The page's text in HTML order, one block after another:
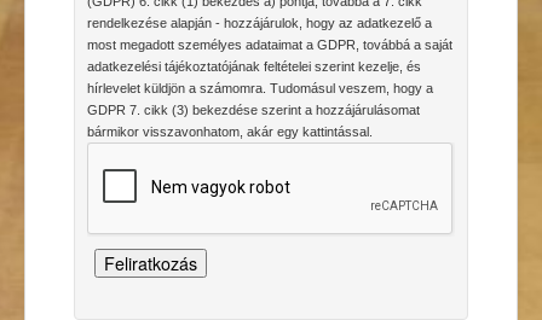
rendelkezése alapján - hozzájárulok, hogy az adatkezelő a
most megadott személyes adataimat a GDPR, továbbá a saját
adatkezelési tájékoztatójának feltételei szerint kezelje, és
hírlevelet küldjön a számomra. Tudomásul veszem, hogy a
GDPR 7. cikk (3) bekezdése szerint a hozzájárulásomat
bármikor visszavonhatom, akár egy kattintással.